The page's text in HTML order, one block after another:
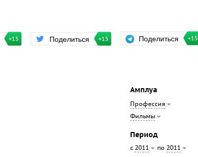
+15 Поделиться +15 Поделиться +15
Амплуа
Профессия
Фильмы
Период
с 2011 по 2011